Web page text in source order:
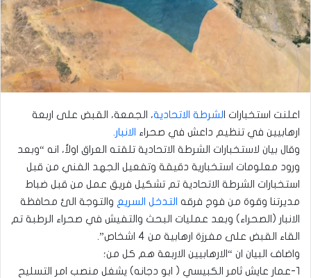
اعلنت استخبارات ا لشرطة الاتحادية، الجمعة، القبض على اربعة
ارهابيين في تنظيم داعش في صحراء الانبار.
وقال بيان لاستخبارات الشرطة الاتحادية تلقته العراق اولأ، انه “وبعد
ورود معلومات استخبارية دقيقة وتفعيل الجهد الفني من قبل
استخبارات الشرطة الاتحادية تم تشكيل فريق عمل من قبل ضباط
مديرتنا وقوة من فوج فرقه التدخل السريع والتوجة الئ محافظة
الانبار (الصحراء) وبعد عمليات البحث والتفيش في صحراء الرطبة تم
القاء القبض على مفرزة ارهابية من 4 اشخاص”.
واضاف البيان ان “الارهابيين الاربعة هم كل من؛
١-عمار عايش ثامر الكبيسي ( ابو دجانه) يشغل منصب امر التسليح